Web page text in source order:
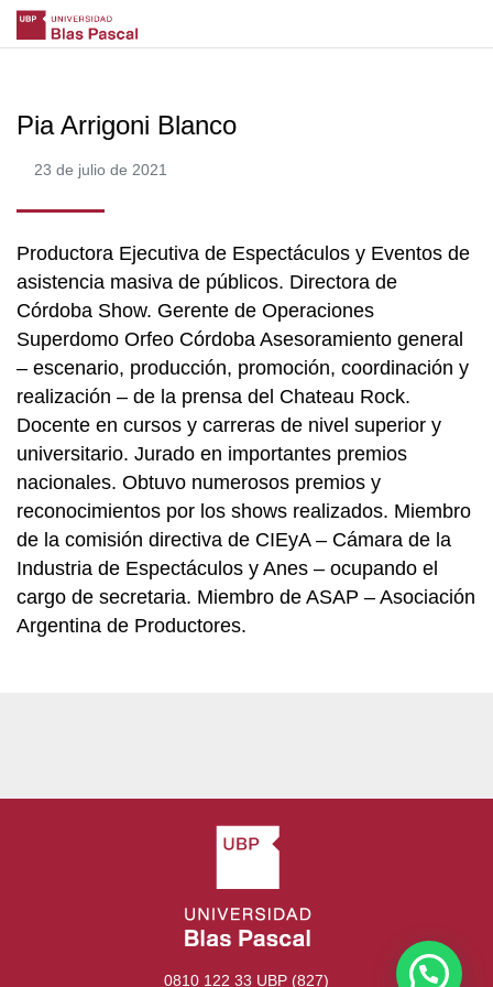
Pia Arrigoni Blanco
23 de julio de 2021
Productora Ejecutiva de Espectáculos y Eventos de
asistencia masiva de públicos. Directora de
Córdoba Show. Gerente de Operaciones
Superdomo Orfeo Córdoba Asesoramiento general
– escenario, producción, promoción, coordinación y
realización – de la prensa del Chateau Rock.
Docente en cursos y carreras de nivel superior y
universitario. Jurado en importantes premios
nacionales. Obtuvo numerosos premios y
reconocimientos por los shows realizados. Miembro
de la comisión directiva de CIEyA – Cámara de la
Industria de Espectáculos y Anes – ocupando el
cargo de secretaria. Miembro de ASAP – Asociación
Argentina de Productores.
0810 122 33 UBP (827)